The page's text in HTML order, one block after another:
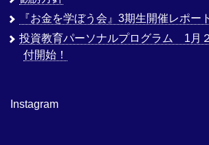
『お金を学ぼう会』3期生開催レポー
投資教育パーソナルプログラム 1月
付開始！
Instagram